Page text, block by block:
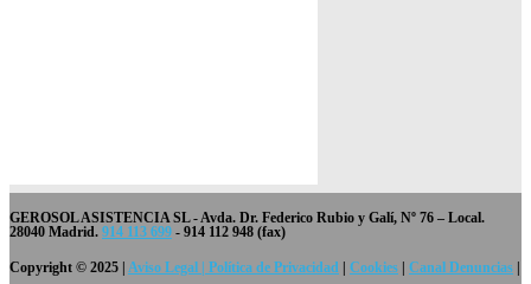
GEROSOL ASISTENCIA SL- Avda. Dr. Federico Rubio y Galí, Nº 76 – Local.
28040 Madrid. 914 113 699 - 914 112 948 (fax)
Copyright © 2025 | Aviso Legal | Política de Privacidad Cookies Canal Denuncias